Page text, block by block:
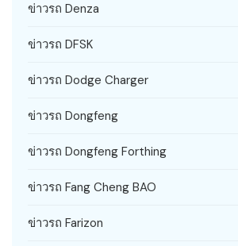
ข่าวรถ Denza
ข่าวรถ DFSK
ข่าวรถ Dodge Charger
ข่าวรถ Dongfeng
ข่าวรถ Dongfeng Forthing
ข่าวรถ Fang Cheng BAO
ข่าวรถ Farizon